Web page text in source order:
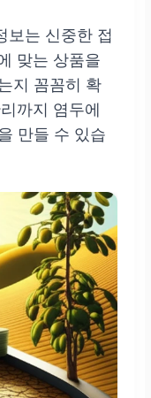
보는 신중한 접
맞는 상품을
지 꼼꼼히 확
까지 염두에
만들 수 있습